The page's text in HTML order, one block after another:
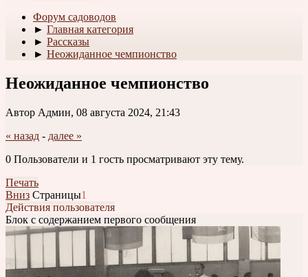
Форум садоводов
► Главная категория
► Рассказы
► Неожиданное чемпионство
Неожиданное чемпионство
Автор Админ, 08 августа 2024, 21:43
« назад - далее »
0 Пользователи и 1 гость просматривают эту тему.
Печать
Вниз Страницы1
Действия пользователя
Блок с содержанием первого сообщения